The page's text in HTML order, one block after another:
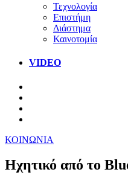
Τεχνολογία
Επιστήμη
Διάστημα
Καινοτομία
VIDEO
ΚΟΙΝΩΝΙΑ
Ηχητικό από το